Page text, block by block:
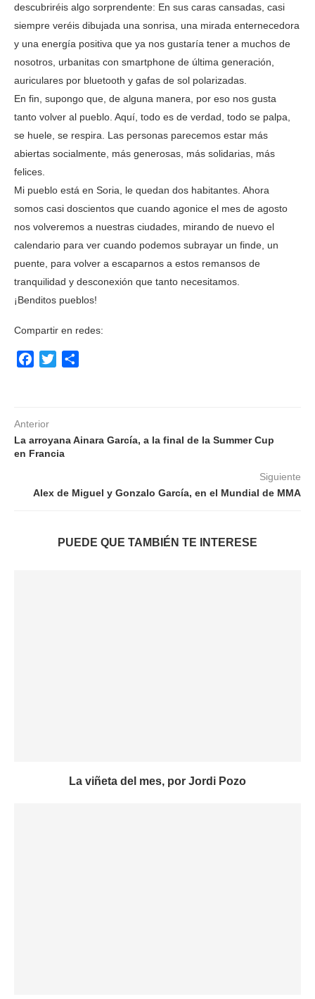
descubriréis algo sorprendente: En sus caras cansadas, casi
siempre veréis dibujada una sonrisa, una mirada enternecedora
y una energía positiva que ya nos gustaría tener a muchos de
nosotros, urbanitas con smartphone de última generación,
auriculares por bluetooth y gafas de sol polarizadas.
En fin, supongo que, de alguna manera, por eso nos gusta
tanto volver al pueblo. Aquí, todo es de verdad, todo se palpa,
se huele, se respira. Las personas parecemos estar más
abiertas socialmente, más generosas, más solidarias, más
felices.
Mi pueblo está en Soria, le quedan dos habitantes. Ahora
somos casi doscientos que cuando agonice el mes de agosto
nos volveremos a nuestras ciudades, mirando de nuevo el
calendario para ver cuando podemos subrayar un finde, un
puente, para volver a escaparnos a estos remansos de
tranquilidad y desconexión que tanto necesitamos.
¡Benditos pueblos!
Compartir en redes:
Facebook
Twitter
Anterior
La arroyana Ainara García, a la final de la Summer Cup
en Francia
Siguiente
Alex de Miguel y Gonzalo García, en el Mundial de MMA
PUEDE QUE TAMBIÉN TE INTERESE
La viñeta del mes, por Jordi Pozo